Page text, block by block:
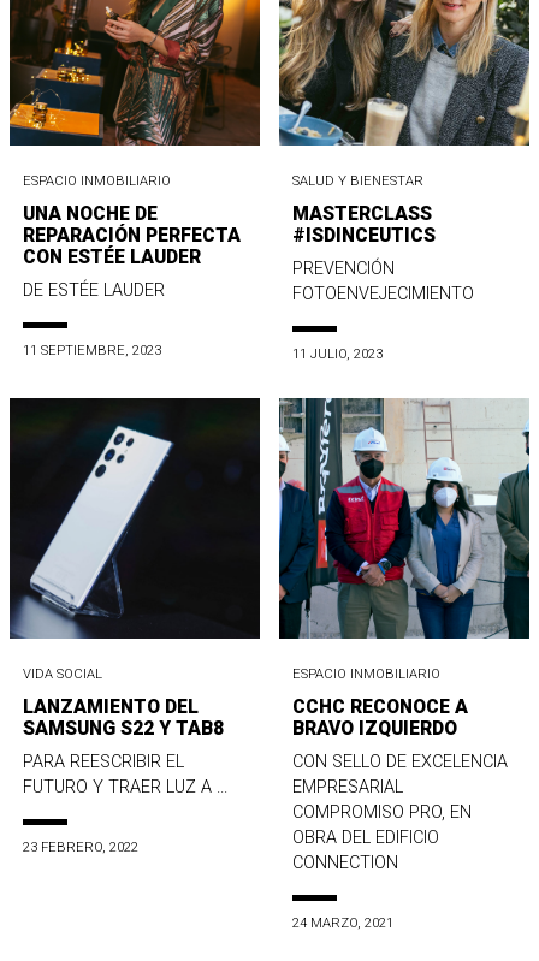
ESPACIO INMOBILIARIO
UNA NOCHE DE
REPARACIÓN PERFECTA
CON ESTÉE LAUDER
DE ESTÉE LAUDER
11 SEPTIEMBRE, 2023
SALUD Y BIENESTAR
MASTERCLASS
#ISDINCEUTICS
PREVENCIÓN
FOTOENVEJECIMIENTO
11 JULIO, 2023
VIDA SOCIAL
LANZAMIENTO DEL
SAMSUNG S22 Y TAB8
PARA REESCRIBIR EL
FUTURO Y TRAER LUZ A ...
23 FEBRERO, 2022
ESPACIO INMOBILIARIO
CCHC RECONOCE A
BRAVO IZQUIERDO
CON SELLO DE EXCELENCIA
EMPRESARIAL
COMPROMISO PRO, EN
OBRA DEL EDIFICIO
CONNECTION
24 MARZO, 2021